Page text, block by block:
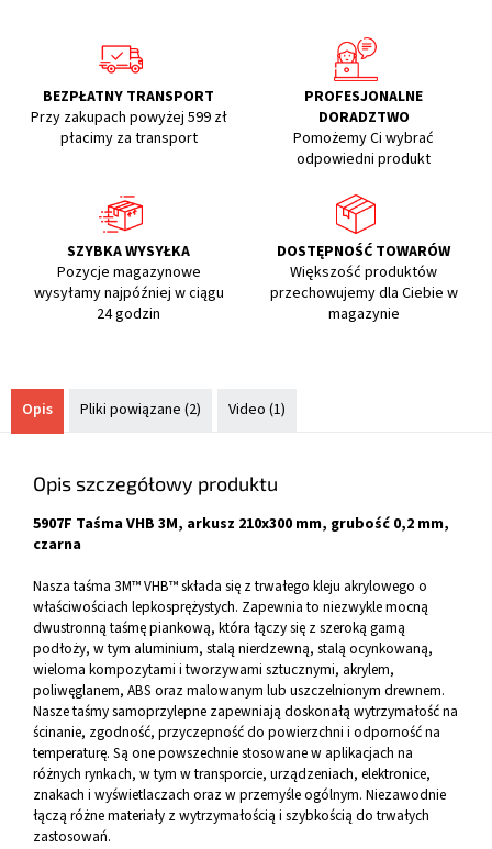
BEZPŁATNY TRANSPORT
Przy zakupach powyżej 599 zł
płacimy za transport
PROFESJONALNE
DORADZTWO
Pomożemy Ci wybrać
odpowiedni produkt
SZYBKA WYSYŁKA
Pozycje magazynowe
wysyłamy najpóźniej w ciągu
24 godzin
DOSTĘPNOŚĆ TOWARÓW
Większość produktów
przechowujemy dla Ciebie w
magazynie
Opis Pliki powiązane (2) Video (1)
Opis szczegółowy produktu
5907F Taśma VHB 3M, arkusz 210x300 mm, grubość 0,2 mm,
czarna
Nasza taśma 3M™ VHB™ składa się z trwałego kleju akrylowego o
właściwościach lepkosprężystych. Zapewnia to niezwykle mocną
dwustronną taśmę piankową, która łączy się z szeroką gamą
podłoży, w tym aluminium, stalą nierdzewną, stalą ocynkowaną,
wieloma kompozytami i tworzywami sztucznymi, akrylem,
poliwęglanem, ABS oraz malowanym lub uszczelnionym drewnem.
Nasze taśmy samoprzylepne zapewniają doskonałą wytrzymałość na
ścinanie, zgodność, przyczepność do powierzchni i odporność na
temperaturę. Są one powszechnie stosowane w aplikacjach na
różnych rynkach, w tym w transporcie, urządzeniach, elektronice,
znakach i wyświetlaczach oraz w przemyśle ogólnym. Niezawodnie
łączą różne materiały z wytrzymałością i szybkością do trwałych
zastosowań.